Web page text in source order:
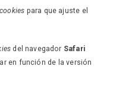
para que ajuste el
del navegador Safari
en función de la versión